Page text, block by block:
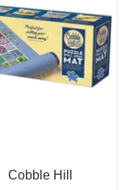
Cobble Hill